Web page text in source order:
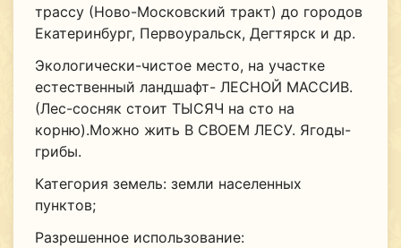
трассу (Ново-Московский тракт) до городов
Екатеринбург, Первоуральск, Дегтярск и др.
Экологически-чистое место, на участке
естественный ландшафт- ЛЕСНОЙ МАССИВ.
(Лес-сосняк стоит ТЫСЯЧ на сто на
корню).Можно жить В СВОЕМ ЛЕСУ. Ягоды-
грибы.
Категория земель: земли населенных
пунктов;
Разрешенное использование: